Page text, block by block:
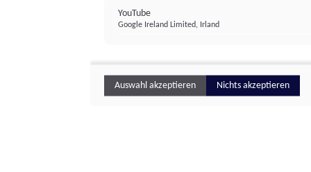
YouTube
Google Ireland Limited, Irland
Auswahl akzeptieren Nichts akzeptieren